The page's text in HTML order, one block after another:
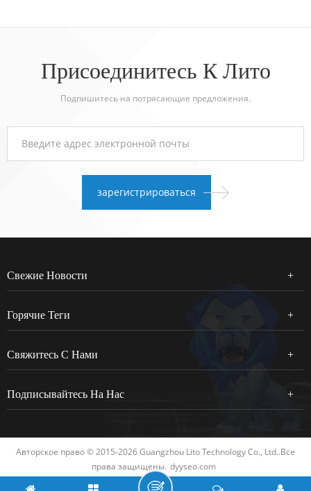
Присоединитесь К Лито
Подпишитесь на потрясающие предложения.
Свежие Новости
Горячие Теги
Свяжитесь С Нами
Подписывайтесь На Нас
Авторское право © 2015-2026 Guangzhou Lito Technology Co., Ltd..Все
права защищены. dyyseo.com